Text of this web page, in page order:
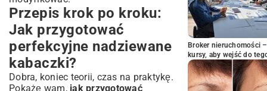
Przepis krok po kroku:
Jak przygotować
perfekcyjne nadziewane
kabaczki?
Dobra, koniec teorii, czas na praktykę.
Pokażę wam, jak przygotować
Broker nieruchomości
kursy, aby wejść do